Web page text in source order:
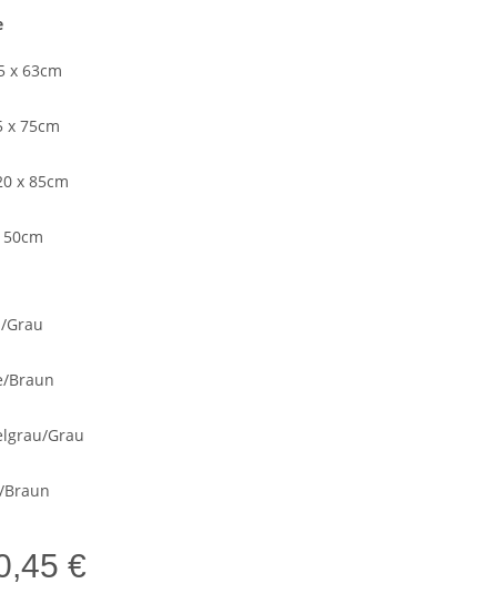
x 63cm
x 75cm
x 85cm
50cm
Grau
Braun
Grau
€